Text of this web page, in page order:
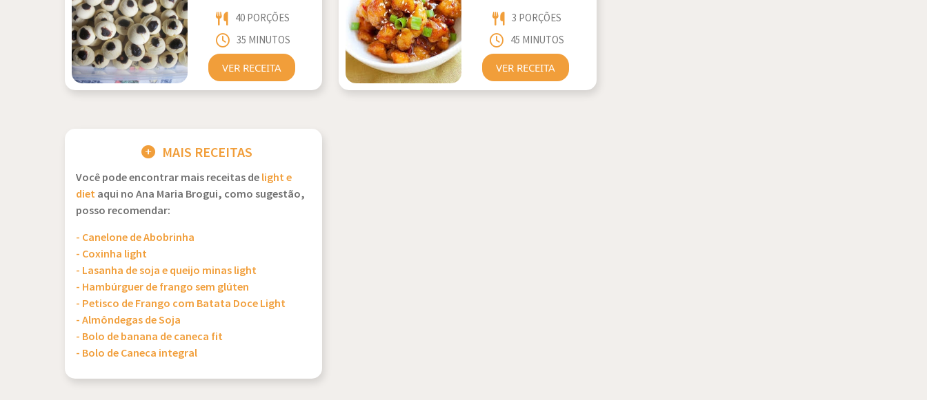
40 PORÇÕES
35 MINUTOS
VER RECEITA
3 PORÇÕES
45 MINUTOS
VER RECEITA
MAIS RECEITAS
Você pode encontrar mais receitas delight e
dietaqui no Ana Maria Brogui, como sugestão,
posso recomendar:
- Canelone de Abobrinha
- Coxinha light
- Lasanha de soja e queijo minas light
- Hambúrguer de frango sem glúten
- Petisco de Frango com Batata Doce Light
- Almôndegas de Soja
- Bolo de banana de caneca fit
- Bolo de Caneca integral